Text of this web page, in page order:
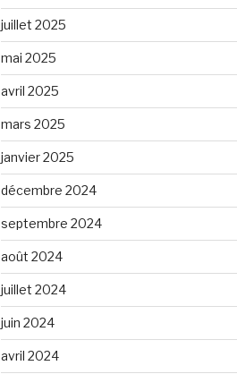
juillet 2025
mai 2025
avril 2025
mars 2025
janvier 2025
décembre 2024
septembre 2024
août 2024
juillet 2024
juin 2024
avril 2024